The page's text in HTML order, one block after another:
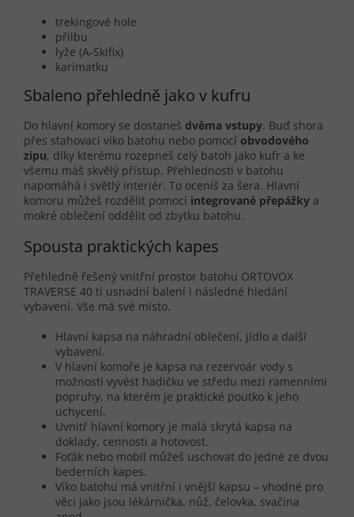
trekingové hole
přilbu
lyže (A-Skifix)
karimatku
Sbaleno přehledně jako v kufru
Do hlavní komory se dostaneš dvěma vstupy. Buď shora
přes stahovací víko batohu nebo pomocí obvodového
zipu, díky kterému rozepneš celý batoh jako kufr a ke
všemu máš skvělý přístup. Přehlednosti v batohu
napomáhá i světlý interiér. To oceníš za šera. Hlavní
komoru můžeš rozdělit pomocí integrované přepážky a
mokré oblečení oddělit od zbytku batohu.
Spousta praktických kapes
Přehledně řešený vnitřní prostor batohu ORTOVOX
TRAVERSE 40 ti usnadní balení i následné hledání
vybavení. Vše má své místo.
Hlavní kapsa na náhradní oblečení, jídlo a další
vybavení.
V hlavní komoře je kapsa na rezervoár vody s
možností vyvést hadičku ve středu mezi ramenními
popruhy, na kterém je praktické poutko k jeho
uchycení.
Uvnitř hlavní komory je malá skrytá kapsa na
doklady, cennosti a hotovost.
Foťák nebo mobil můžeš uschovat do jedné ze dvou
bederních kapes.
Víko batohu má vnitřní i vnější kapsu – vhodné pro
věci jako jsou lékárnička, nůž, čelovka, svačina